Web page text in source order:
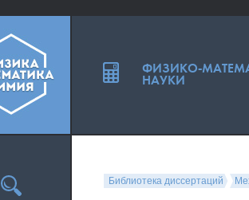
Библиотека диссертаций
ФИЗИКО-
НАУКИ